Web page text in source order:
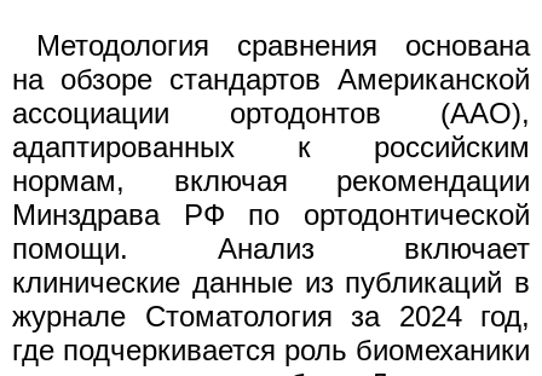
Методология сравнения основана
на обзоре стандартов Американской
ассоциации ортодонтов (AAO),
адаптированных к российским
нормам, включая рекомендации
Минздрава РФ по ортодонтической
помощи. Анализ включает
клинические данные из публикаций в
журнале Стоматология за 2024 год,
где подчеркивается роль биомеханики